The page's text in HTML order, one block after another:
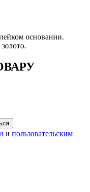
основании.
и пользовательским